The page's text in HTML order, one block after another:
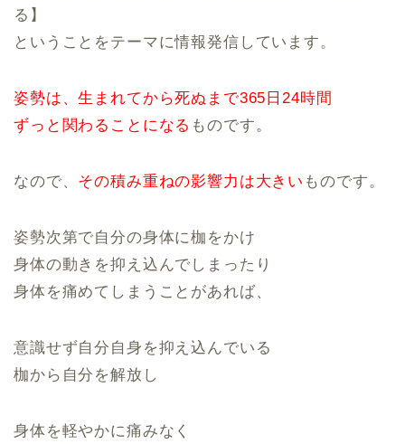
る】
ということをテーマに情報発信しています。
姿勢は、生まれてから死ぬまで365日24時間
ずっと関わることになる ものです。
なので、 その積み重ねの影響力は大きい ものです。
姿勢次第で自分の身体に枷をかけ
身体の動きを抑え込んでしまったり
身体を痛めてしまうことがあれば、
意識せず自分自身を抑え込んでいる
枷から自分を解放し
身体を軽やかに痛みなく